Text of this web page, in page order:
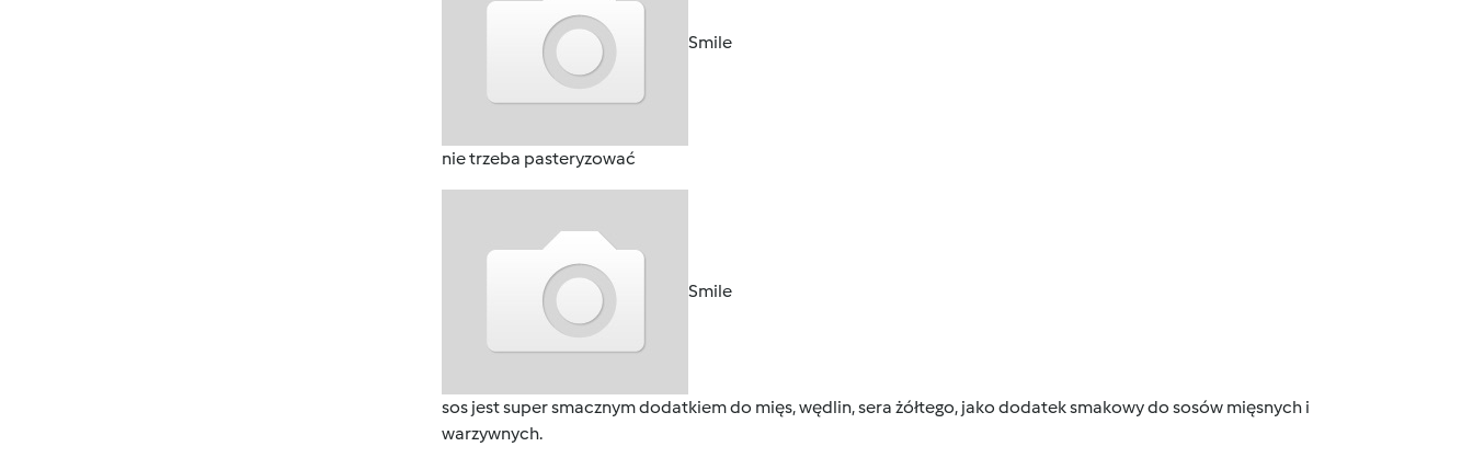
Smile
nie trzeba pasteryzować
Smile
sos jest super smacznym dodatkiem do mięs, wędlin, sera żółtego, jako dodatek smakowy do sosów mięsnych i
warzywnych.